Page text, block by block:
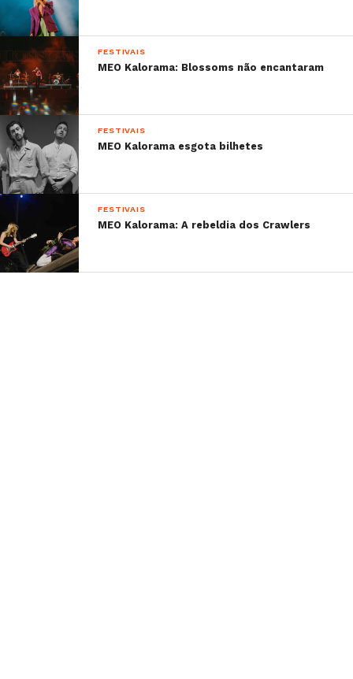
FESTIVAIS
MEO Kalorama: Blossoms não encantaram
FESTIVAIS
MEO Kalorama esgota bilhetes
FESTIVAIS
MEO Kalorama: A rebeldia dos Crawlers